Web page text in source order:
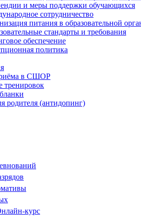
и меры поддержки обучающихся
сотрудничество
питания в образовательной
стандарты и требования
обеспечение
политика
в СШОР
тренировок
родителя (антидопинг)
курс